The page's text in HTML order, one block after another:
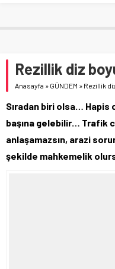
Rezillik diz
Anasayfa » GÜNDEM » Rezillik
Sıradan biri olsa…
başına gelebilir… Trafik
anlaşamazsın, arazi
şekilde mahkemelik